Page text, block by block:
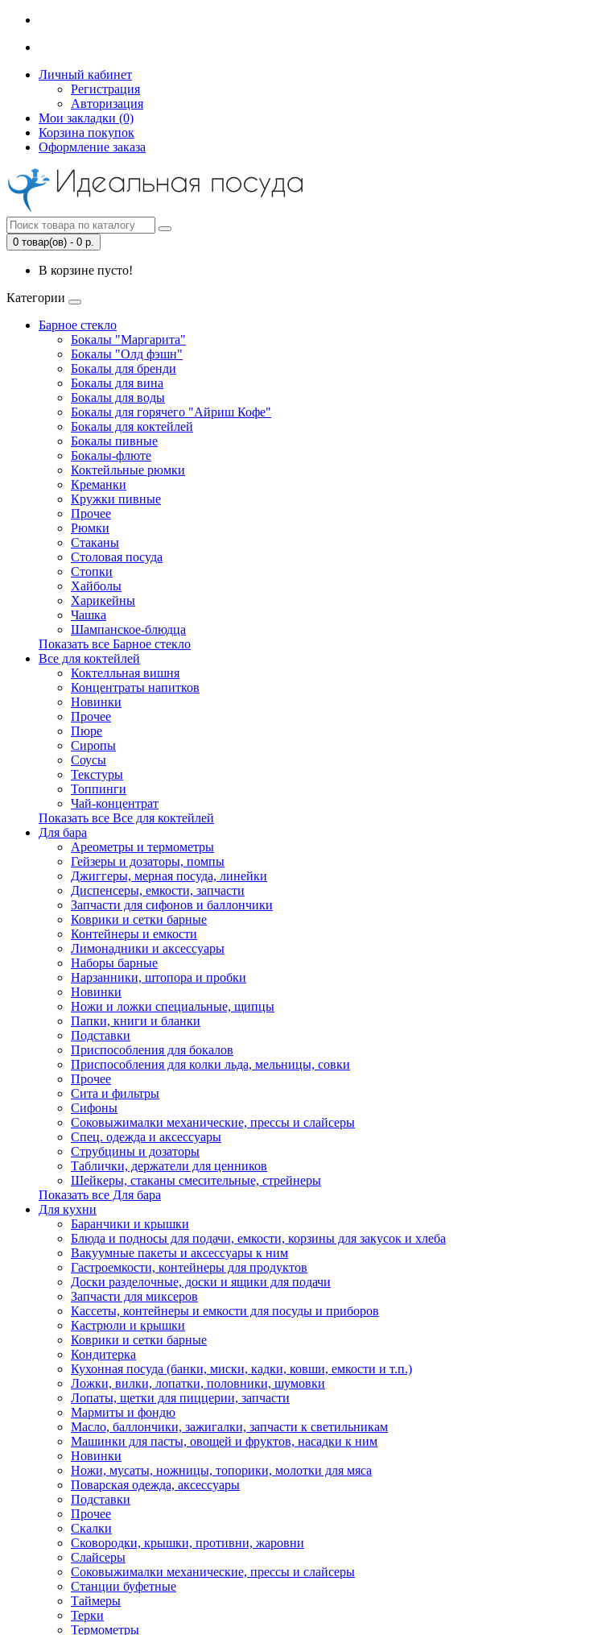
Личный кабинет
Регистрация
Авторизация
Мои закладки (0)
Корзина покупок
Оформление заказа
0 товар(ов) - 0 р.
В корзине пусто!
Категории
Барное стекло
Бокалы "Маргарита"
Бокалы "Олд фэшн"
Бокалы для бренди
Бокалы для вина
Бокалы для воды
Бокалы для горячего "Айриш Кофе"
Бокалы для коктейлей
Бокалы пивные
Бокалы-флюте
Коктейльные рюмки
Креманки
Кружки пивные
Прочее
Рюмки
Стаканы
Столовая посуда
Стопки
Хайболы
Харикейны
Чашка
Шампанское-блюдца
Показать все Барное стекло
Все для коктейлей
Коктелльная вишня
Концентраты напитков
Новинки
Прочее
Пюре
Сиропы
Соусы
Текстуры
Топпинги
Чай-концентрат
Показать все Все для коктейлей
Для бара
Ареометры и термометры
Гейзеры и дозаторы, помпы
Джиггеры, мерная посуда, линейки
Диспенсеры, емкости, запчасти
Запчасти для сифонов и баллончики
Коврики и сетки барные
Контейнеры и емкости
Лимонадники и аксессуары
Наборы барные
Нарзанники, штопора и пробки
Новинки
Ножи и ложки специальные, щипцы
Папки, книги и бланки
Подставки
Приспособления для бокалов
Приспособления для колки льда, мельницы, совки
Прочее
Сита и фильтры
Сифоны
Соковыжималки механические, прессы и слайсеры
Спец. одежда и аксессуары
Струбцины и дозаторы
Таблички, держатели для ценников
Шейкеры, стаканы смесительные, стрейнеры
Показать все Для бара
Для кухни
Баранчики и крышки
Блюда и подносы для подачи, емкости, корзины для закусок и хлеба
Вакуумные пакеты и аксессуары к ним
Гастроемкости, контейнеры для продуктов
Доски разделочные, доски и ящики для подачи
Запчасти для миксеров
Кассеты, контейнеры и емкости для посуды и приборов
Кастрюли и крышки
Коврики и сетки барные
Кондитерка
Кухонная посуда (банки, миски, кадки, ковши, емкости и т.п.)
Ложки, вилки, лопатки, половники, шумовки
Лопаты, щетки для пиццерии, запчасти
Мармиты и фондю
Масло, баллончики, зажигалки, запчасти к светильникам
Машинки для пасты, овощей и фруктов, насадки к ним
Новинки
Ножи, мусаты, ножницы, топорики, молотки для мяса
Поварская одежда, аксессуары
Подставки
Прочее
Скалки
Сковородки, крышки, противни, жаровни
Слайсеры
Соковыжималки механические, прессы и слайсеры
Станции буфетные
Таймеры
Терки
Термометры